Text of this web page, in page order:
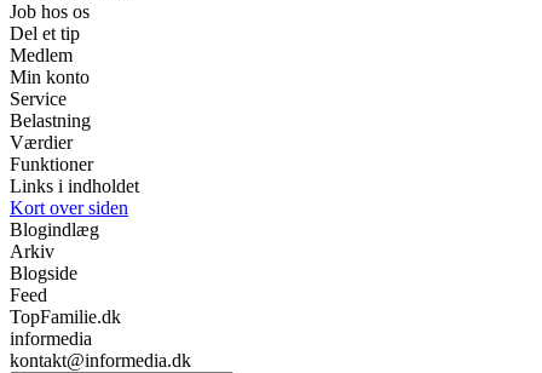
Job hos os
Del et tip
Medlem
Min konto
Service
Belastning
Værdier
Funktioner
Links i indholdet
Kort over siden
Blogindlæg
Arkiv
Blogside
Feed
TopFamilie.dk
informedia
kontakt@informedia.dk